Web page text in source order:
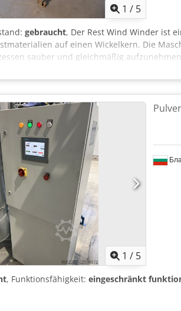
1 / 5
gebraucht, Der Rest Wind Winder ist
auf einen Wickelkern. Die
sauber und gleichmäßig
Der elektrische Antrieb ermöglicht
einen Schaltschrank mit Start-/Stop-
kann in 06502 Thale nach
1 / 5
, Funktionsfähigkeit: eingeschränkt